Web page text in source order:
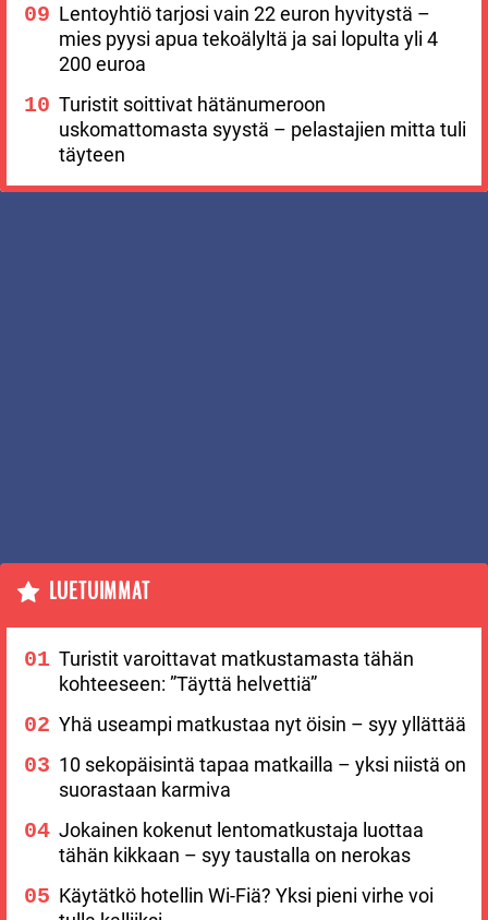
Lentoyhtiö tarjosi vain 22 euron hyvitystä –
mies pyysi apua tekoälyltä ja sai lopulta yli 4
200 euroa
Turistit soittivat hätänumeroon
uskomattomasta syystä – pelastajien mitta tuli
täyteen
LUETUIMMAT
Turistit varoittavat matkustamasta tähän
kohteeseen: ”Täyttä helvettiä”
Yhä useampi matkustaa nyt öisin – syy yllättää
10 sekopäisintä tapaa matkailla – yksi niistä on
suorastaan karmiva
Jokainen kokenut lentomatkustaja luottaa
tähän kikkaan – syy taustalla on nerokas
Käytätkö hotellin Wi-Fiä? Yksi pieni virhe voi